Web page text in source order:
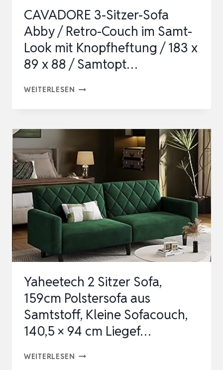
CAVADORE 3-Sitzer-Sofa
Abby / Retro-Couch im Samt-
Look mit Knopfheftung / 183 x
89 x 88 / Samtopt…
WEITERLESEN CAVADORE
ABBY
/
RETRO-
COUCH
IM
SAMT-
MIT
/
183
X
89
88
Yaheetech 2 Sitzer Sofa,
159cm Polstersofa aus
Samtstoff, Kleine Sofacouch,
140,5 × 94 cm Liegef…
WEITERLESEN YAHEETECH